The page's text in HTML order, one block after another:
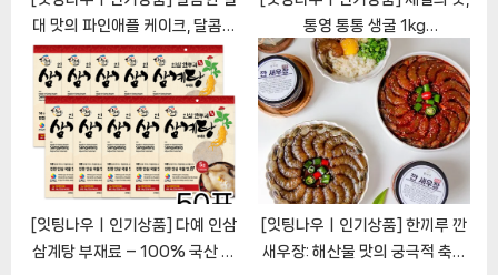
대 맛의 파인애플 케이크, 달콤하
고 촉촉한 만남 [EatingNOWㅣ
추천상품]
통영 통통 생굴 1kg
[EatingNOWㅣ추천상품]
[잇팅나우ㅣ인기상품] 다예 인삼
삼계탕 부재료 – 100% 국산 원
[잇팅나우ㅣ인기상품] 한끼루 깐
새우장: 해산물 맛의 궁극적 축제